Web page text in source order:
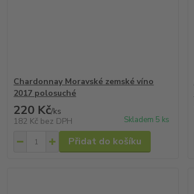
Chardonnay Moravské zemské víno
2017 polosuché
220 Kč/ks
182 Kč bez DPH Skladem 5 ks
Přidat do košíku